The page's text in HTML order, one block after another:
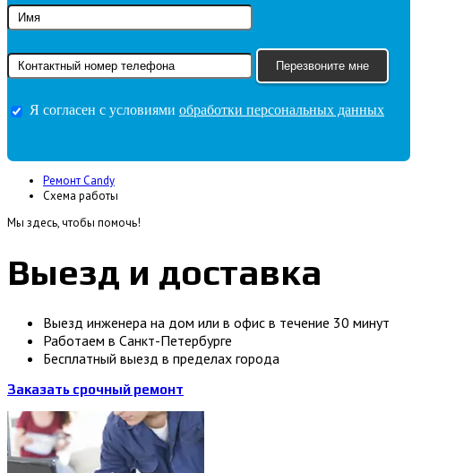
Я согласен с условиями обработки персональных данных
Ремонт Candy
Схема работы
Мы здесь, чтобы помочь!
Выезд и доставка
Выезд инженера на дом или в офис в течение 30 минут
Работаем в Санкт-Петербурге
Бесплатный выезд в пределах города
Заказать срочный ремонт